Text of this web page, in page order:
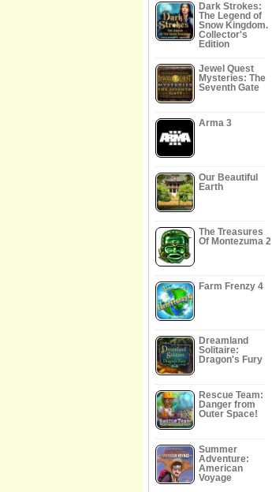
Dark Strokes:
The Legend of
Snow Kingdom.
Collector's
Edition
Jewel Quest
Mysteries: The
Seventh Gate
Arma 3
Our Beautiful
Earth
The Treasures
Of Montezuma 2
Farm Frenzy 4
Dreamland
Solitaire:
Dragon's Fury
Rescue Team:
Danger from
Outer Space!
Summer
Adventure:
American
Voyage